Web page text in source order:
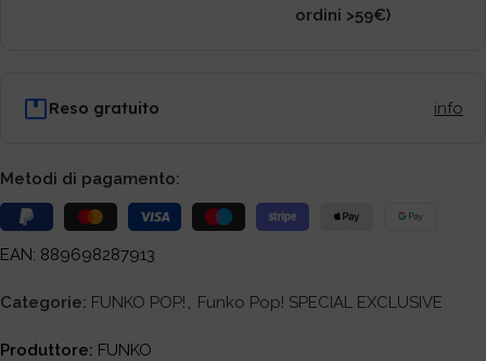
ordini >59€)
Reso gratuito info
Metodi di pagamento:
EAN: 889698287913
Categorie: FUNKO POP! , Funko Pop! SPECIAL EXCLUSIVE
Produttore: FUNKO